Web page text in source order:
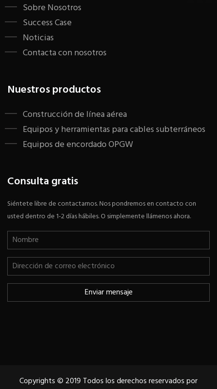
Sobre Nosotros
Success Case
Noticias
Contacta con nosotros
Nuestros productos
Construcción de línea aérea
Equipos y herramientas para cables subterráneos
Equipos de encordado OPGW
Consulta gratis
Siéntete libre de contactarnos. Nos pondremos en contacto con
usted dentro de 1-2 días hábiles. O simplemente llámenos ahora.
Copyrights © 2019 Todos los derechos reservados por